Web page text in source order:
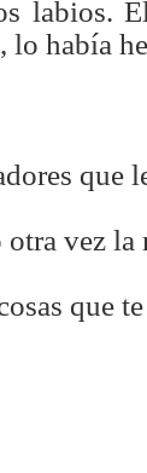
labios.
lo había
que
vez la
que